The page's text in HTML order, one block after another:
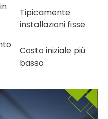
Tipicamente
installazioni fisse
Costo iniziale più
basso